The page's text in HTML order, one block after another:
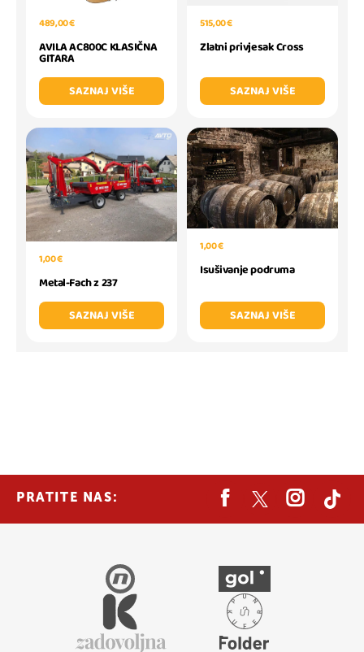
489,00 €
AVILA AC800C KLASIČNA
GITARA
SAZNAJ VIŠE
515,00 €
Zlatni privjesak Cross
SAZNAJ VIŠE
1,00 €
Metal-Fach z 237
SAZNAJ VIŠE
1,00 €
Isušivanje podruma
SAZNAJ VIŠE
PRATITE NAS: